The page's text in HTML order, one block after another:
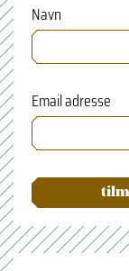
Navn
Email adresse